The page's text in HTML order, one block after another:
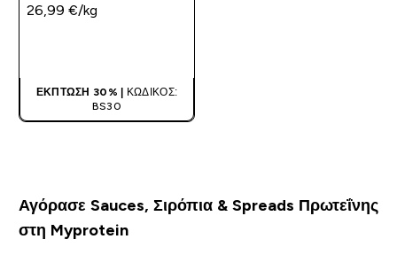
26,99 €‎/kg
ΈΚΠΤΩΣΗ 30% | ΚΩΔΙΚΌΣ:
BS30
Αγόρασε Sauces, Σιρόπια & Spreads Πρωτεΐνης
στη Myprotein